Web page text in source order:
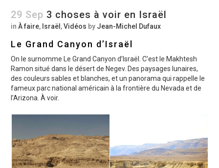
29 Sep 3 choses à voir en Israël
inÀ faire, Israël ,Vidéos by Jean-Michel Dufaux
Le Grand Canyon d’Israël
On le surnomme Le Grand Canyon d’Israël. C’est le Makhtesh
Ramon situé dans le désert de Negev. Des paysages lunaires,
des couleurs sables et blanches, et un panorama qui rappelle le
fameux parc national américain à la frontière du Nevada et de
l’Arizona. À voir.